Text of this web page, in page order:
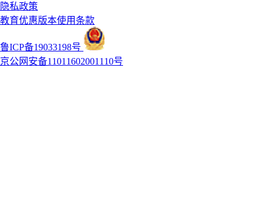
隐私政策
教育优惠版本使用条款
鲁ICP备19033198号
京公网安备11011602001110号